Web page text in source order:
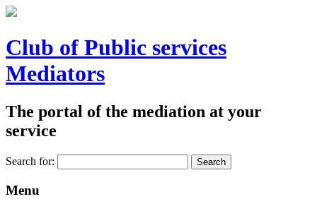
Club of Public services
Mediators
The portal of the mediation at your
service
Search for:
Menu